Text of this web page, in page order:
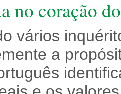
no coração
vários
a